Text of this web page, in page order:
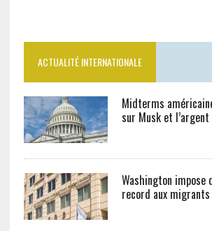
ACTUALITÉ INTERNATIONALE
Midterms
sur Musk et l’argent
Washington impose
record aux